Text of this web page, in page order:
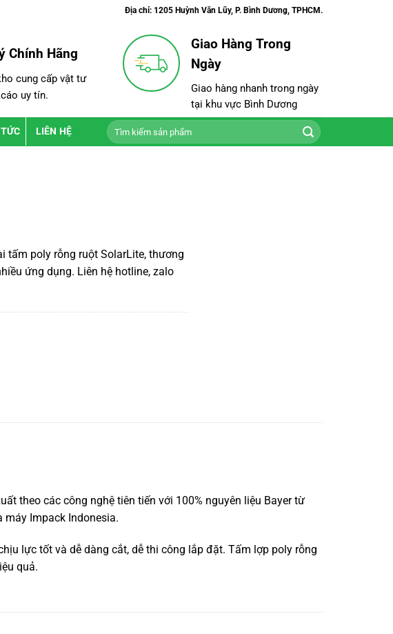
Địa chỉ: 1205 Huỳnh Văn Lũy, P. Bình Dương, TPHCM.
Chính Hãng
cung cấp vật tư
uy tín.
Giao Hàng Trong
Ngày
Giao hàng nhanh trong ngày
tại khu vực Bình Dương
LIÊN HỆ
Tìm
kiếm:
tấm poly rỗng ruột SolarLite, thương
ứng dụng. Liên hệ hotline, zalo
theo các công nghệ tiên tiến với 100% nguyên liệu Bayer từ
Impack Indonesia.
lực tốt và dễ dàng cắt, dễ thi công lắp đặt. Tấm lợp poly rỗng
quả.